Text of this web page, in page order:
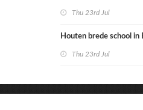
Thu 23rd Jul
Houten brede school in
Thu 23rd Jul